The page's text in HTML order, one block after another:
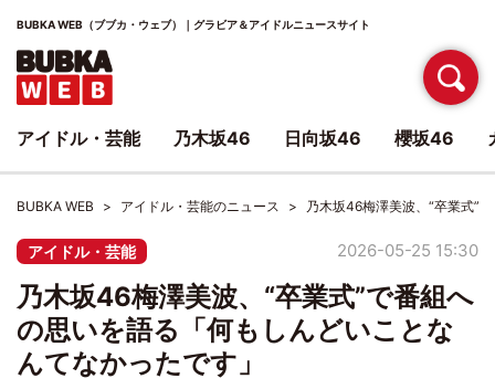
BUBKA WEB（ブブカ・ウェブ）｜グラビア＆アイドルニュースサイト
BUBKA WEB アイドル・芸能のニュース 乃木坂46梅澤美波、“卒業式”
アイドル・芸能 2026-05-25 15:30
乃木坂46梅澤美波、“卒業式”で番組へ
の思いを語る「何もしんどいことな
んてなかったです」
アイドル・芸能 乃木坂46 日向坂46 櫻坂46